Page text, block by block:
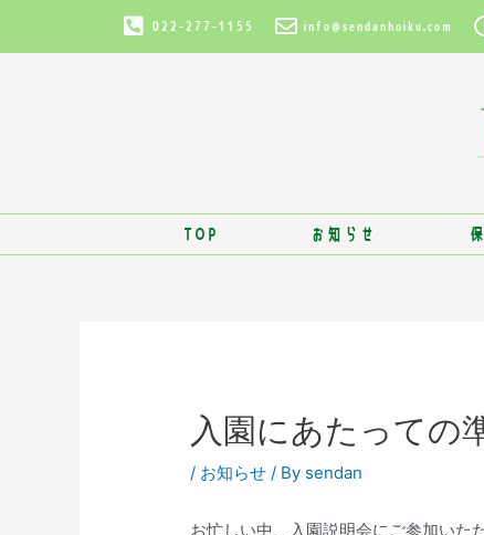
022-277-1155 info@sendanhoiku.com
TOP お知らせ
入園にあたって
/ お知らせ / By sendan
お忙しい中、入園説明会にご参加いた